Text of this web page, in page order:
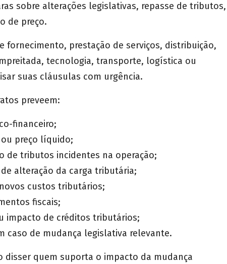
sobre alterações legislativas, repasse de tributos,
de preço.
fornecimento, prestação de serviços, distribuição,
tecnologia, transporte, logística ou
suas cláusulas com urgência.
preveem:
financeiro;
preço líquido;
de tributos incidentes na operação;
alteração da carga tributária;
custos tributários;
fiscais;
impacto de créditos tributários;
caso de mudança legislativa relevante.
disser quem suporta o impacto da mudança